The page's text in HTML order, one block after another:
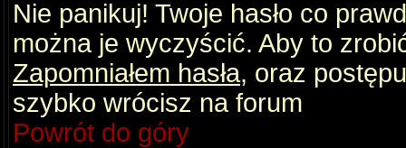
Nie panikuj! Twoje hasło co
można je wyczyścić. Aby to
Zapomniałem hasła, oraz
szybko wrócisz na forum
Powrót do góry